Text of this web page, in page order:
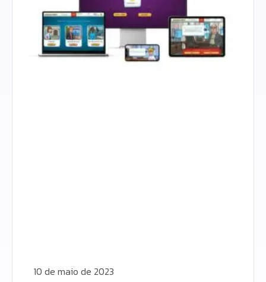
10 de maio de 2023